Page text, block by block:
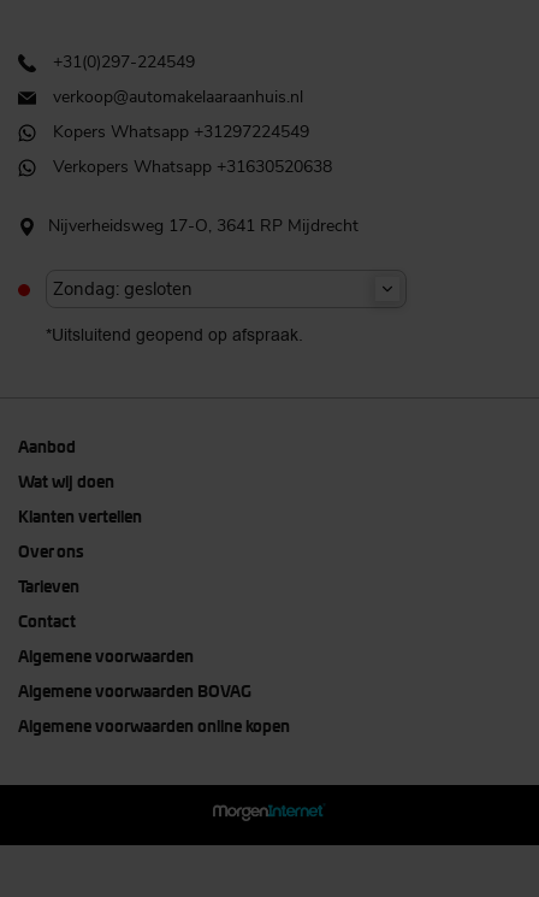
+31(0)297-224549
verkoop@automakelaaraanhuis.nl
Kopers Whatsapp +31297224549
Verkopers Whatsapp +31630520638
Nijverheidsweg 17-O, 3641 RP Mijdrecht
Zondag: gesloten
*Uitsluitend geopend op afspraak.
Aanbod
Wat wij doen
Klanten vertellen
Over ons
Tarieven
Contact
Algemene voorwaarden
Algemene voorwaarden BOVAG
Algemene voorwaarden online kopen